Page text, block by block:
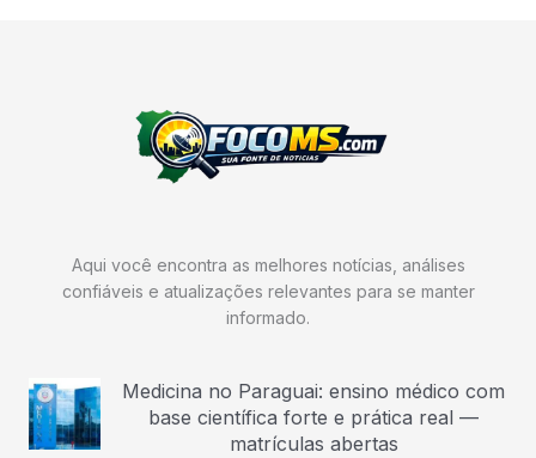
Aqui você encontra as melhores notícias, análises
confiáveis e atualizações relevantes para se manter
informado.
Medicina no Paraguai: ensino médico com
base científica forte e prática real —
matrículas abertas